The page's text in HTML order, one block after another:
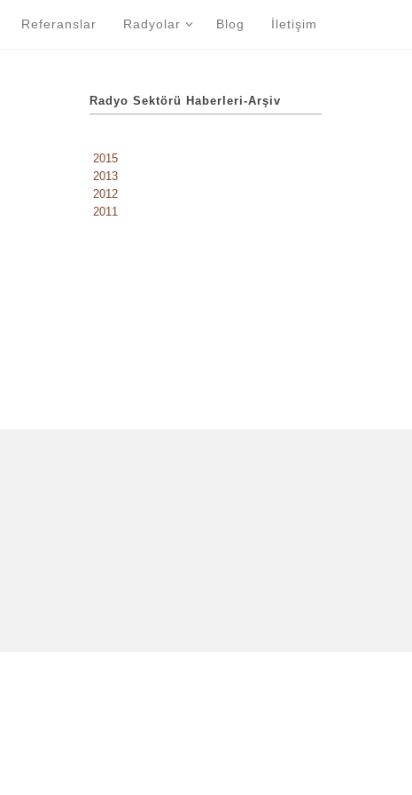
Referanslar Radyolar Blog İletişim
Radyo Sektörü Haberleri-Arşiv
2015
2013
2012
2011